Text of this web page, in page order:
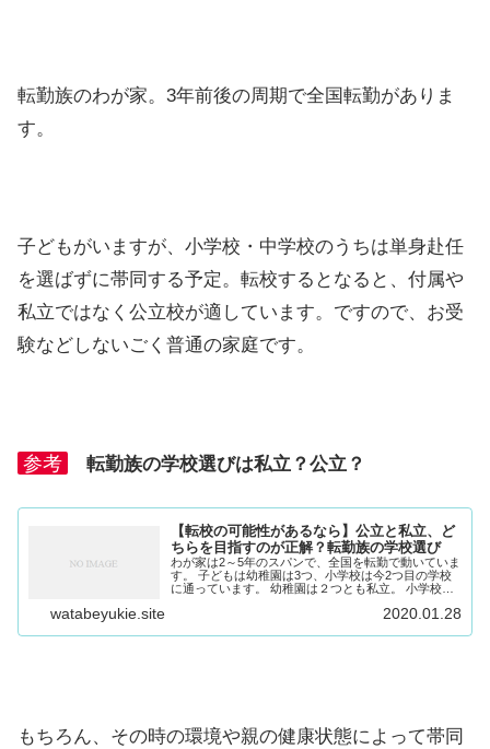
転勤族のわが家。3年前後の周期で全国転勤がありま
す。
子どもがいますが、小学校・中学校のうちは単身赴任
を選ばずに帯同する予定。転校するとなると、付属や
私立ではなく公立校が適しています。ですので、お受
験などしないごく普通の家庭です。
参考 転勤族の学校選びは私立？公立？
【転校の可能性があるなら】公立と私立、ど
ちらを目指すのが正解？転勤族の学校選び
わが家は2～5年のスパンで、全国を転勤で動いていま
す。 子どもは幼稚園は3つ、小学校は今2つ目の学校
に通っています。 幼稚園は２つとも私立。 小学校は
なくてはならないでしょう。 次に転校して数...
watabeyukie.site 2020.01.28
もちろん、その時の環境や親の健康状態によって帯同